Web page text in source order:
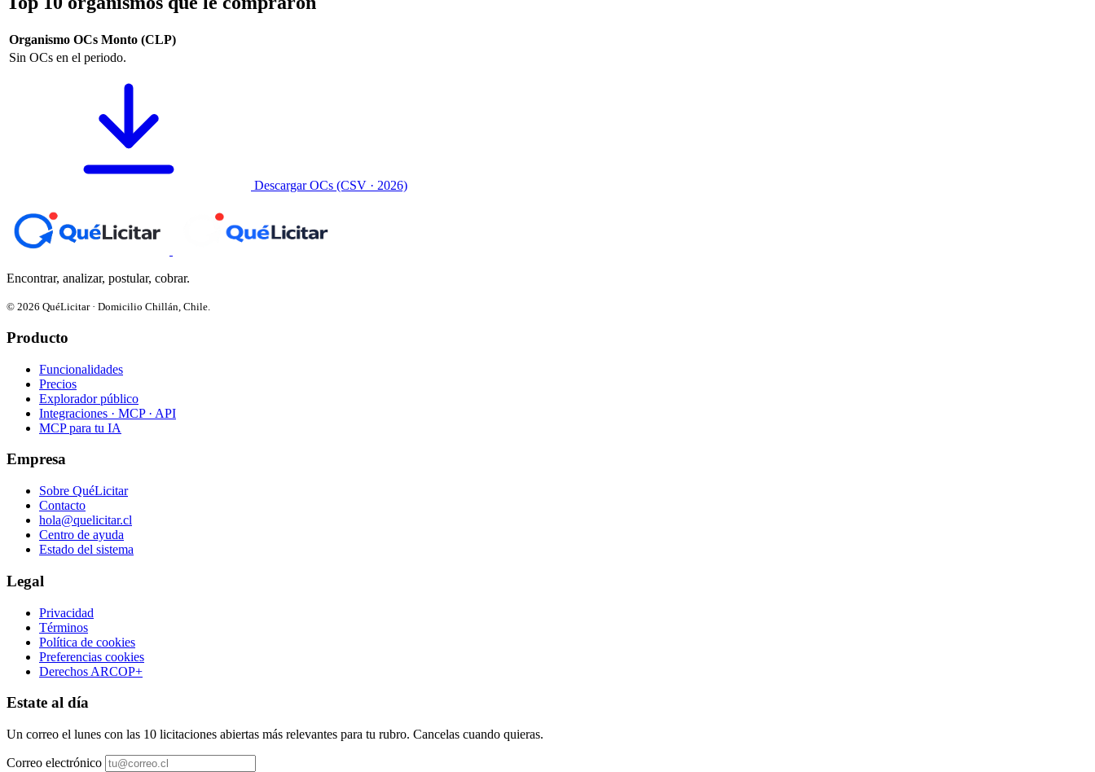
Organismo OCs Monto (CLP)
Sin OCs en el periodo.
Descargar OCs (CSV · 2026)
Encontrar, analizar, postular, cobrar.
© 2026 QuéLicitar · Domicilio Chillán, Chile.
Producto
Funcionalidades
Precios
Explorador público
Integraciones · MCP · API
MCP para tu IA
Empresa
Sobre QuéLicitar
Contacto
hola@quelicitar.cl
Centro de ayuda
Estado del sistema
Legal
Privacidad
Términos
Política de cookies
Preferencias cookies
Derechos ARCOP+
Estate al día
Un correo el lunes con las 10 licitaciones abiertas más relevantes para tu rubro. Cancelas cuando quieras.
Correo electrónico